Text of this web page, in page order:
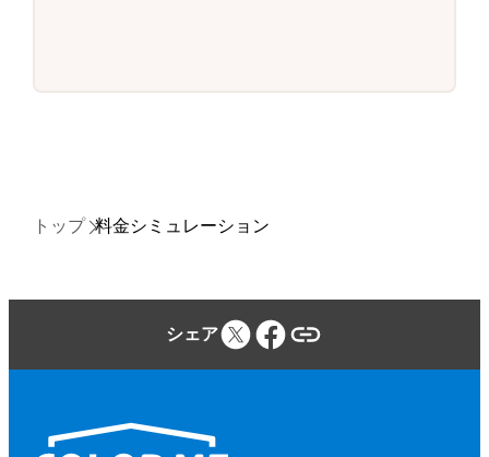
トップ 料金シミュレーション
シェア